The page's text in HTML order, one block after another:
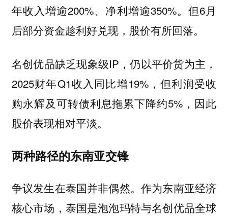
年收入增逾200%、净利增逾350%。但6月
后部分资金趁利好兑现，股价有所回落。
名创优品缺乏现象级IP，仍以平价货为主，
2025财年Q1收入同比增19%，但利润受收
购永辉及可转债利息拖累下降约5%，因此
股价表现相对平淡。
两种路径的东南亚交锋
争议发生在泰国并非偶然。作为东南亚经济
核心市场，泰国是泡泡玛特与名创优品全球